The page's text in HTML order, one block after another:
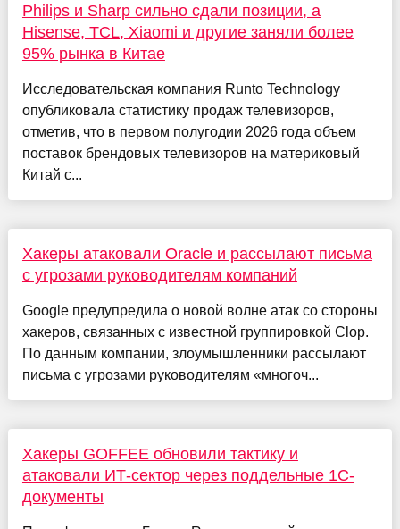
Philips и Sharp сильно сдали позиции, а
Hisense, TCL, Xiaomi и другие заняли более
95% рынка в Китае
Исследовательская компания Runto Technology
опубликовала статистику продаж телевизоров,
отметив, что в первом полугодии 2026 года объем
поставок брендовых телевизоров на материковый
Китай с...
Хакеры атаковали Oracle и рассылают письма
с угрозами руководителям компаний
Google предупредила о новой волне атак со стороны
хакеров, связанных с известной группировкой Clop.
По данным компании, злоумышленники рассылают
письма с угрозами руководителям «многоч...
Хакеры GOFFEE обновили тактику и
атаковали ИТ-сектор через поддельные 1С-
документы